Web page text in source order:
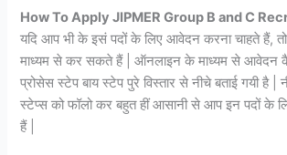
How To Apply JIPMER Group B and C
यदि आप भी के इसं पदों के लिए आवेदन करना चाहते हैं,
माध्यम से कर सकते हैं | ऑनलाइन के माध्यम से आवेदन
प्रोसेस स्टेप बाय स्टेप पुरे विस्तार से नीचे बताई गयी है |
स्टेप्स को फॉलो कर बहुत हीं आसानी से आप इन पदों
हैं |